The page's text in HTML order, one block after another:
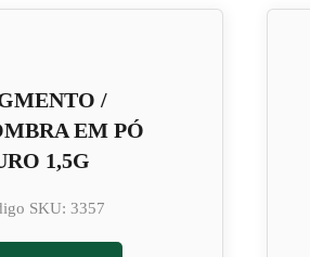
/
EM PÓ
1,5G
SKU: 3357